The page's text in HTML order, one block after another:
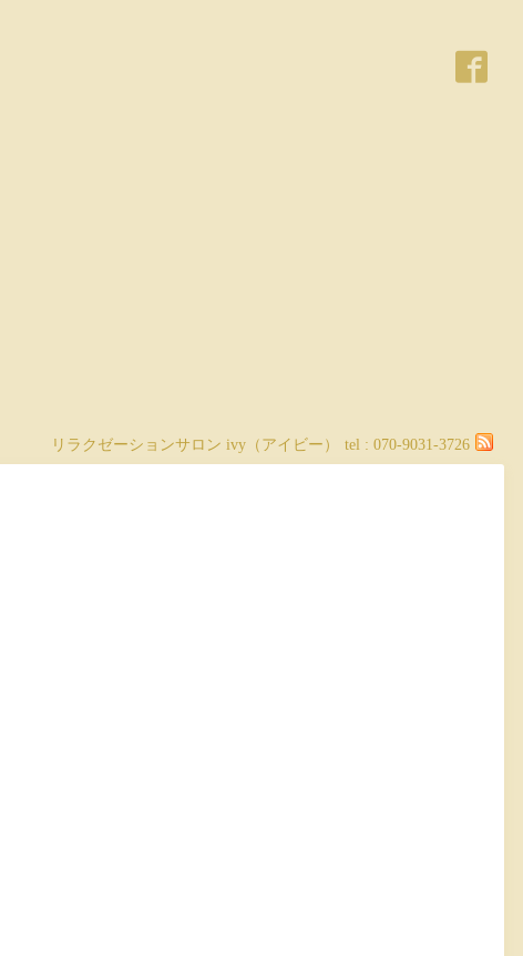
リラクゼーションサロン ivy（アイビー） tel : 070-9031-3726